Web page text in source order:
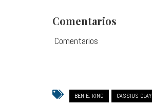
Comentarios
Comentarios
BEN E. KING CASSIUS CLAY